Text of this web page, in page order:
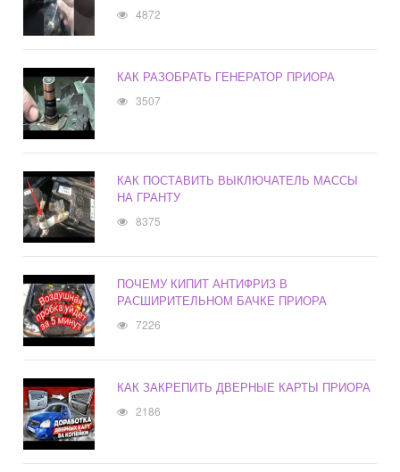
4872
КАК РАЗОБРАТЬ ГЕНЕРАТОР ПРИОРА
3507
КАК ПОСТАВИТЬ ВЫКЛЮЧАТЕЛЬ МАССЫ
НА ГРАНТУ
8375
ПОЧЕМУ КИПИТ АНТИФРИЗ В
РАСШИРИТЕЛЬНОМ БАЧКЕ ПРИОРА
7226
КАК ЗАКРЕПИТЬ ДВЕРНЫЕ КАРТЫ ПРИОРА
2186